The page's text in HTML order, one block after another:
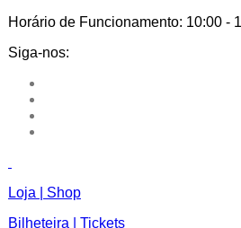
Horário de Funcionamento: 10:00 -
Siga-nos:
Loja | Shop
Bilheteira | Tickets